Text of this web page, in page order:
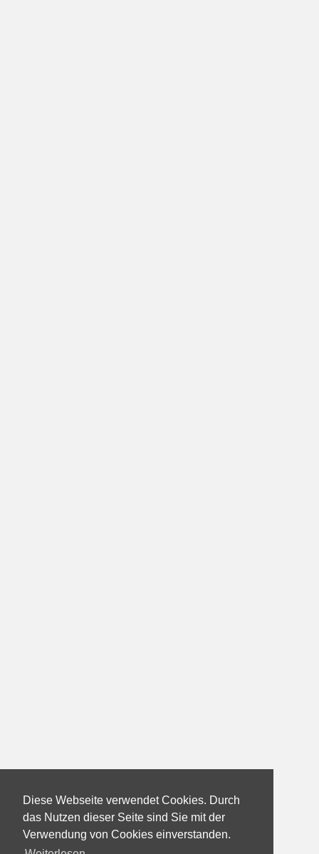
Diese Webseite verwendet Cookies. Durch
das Nutzen dieser Seite sind Sie mit der
Verwendung von Cookies einverstanden.